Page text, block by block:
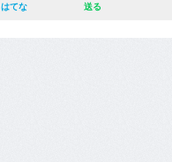
はてな 送る